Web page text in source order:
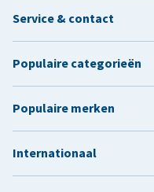
Service & contact
Populaire categorieën
Populaire merken
Internationaal